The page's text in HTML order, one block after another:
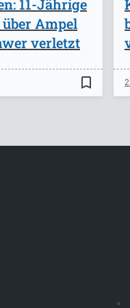
11-Jährige
Ampel
verletzt
bookmark_border